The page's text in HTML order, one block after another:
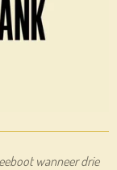
wanneer drie